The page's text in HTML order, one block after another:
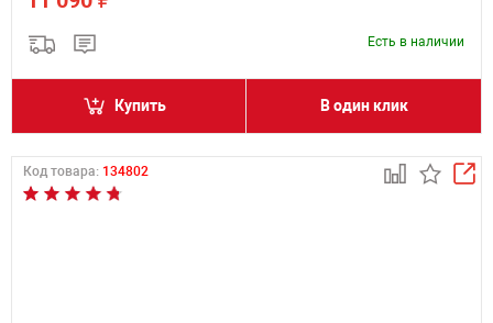
Есть в наличии
Купить В один клик
Код товара: 134802